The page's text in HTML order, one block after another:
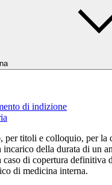
di indizione
per titoli e colloquio, per la
incarico della durata di un
di copertura definitiva
di medicina interna.